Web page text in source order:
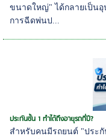
ขนาดใหญ่" ได้กลายเป็น
การฉีดพ่นป...
ประกันชั้น 1 ทำได้ถึงอายุรถกี่ปี?
สำหรับคนมีรถยนต์ "ประ